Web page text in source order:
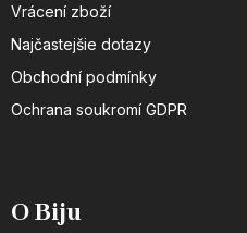
Vrácení zboží
Najčastejšie dotazy
Obchodní podmínky
Ochrana soukromí GDPR
O Biju